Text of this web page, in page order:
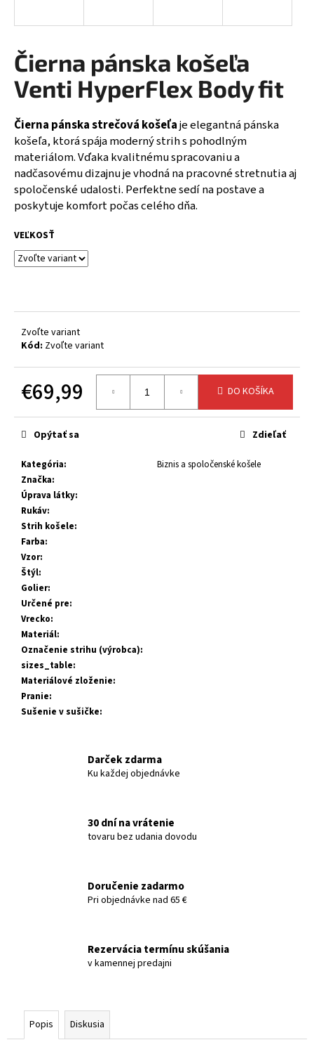
Čierna pánska košeľa
Venti HyperFlex Body fit
Čierna pánska strečová košeľaje elegantná pánska
košeľa, ktorá spája moderný strih s pohodlným
materiálom. Vďaka kvalitnému spracovaniu a
nadčasovému dizajnu je vhodná na pracovné stretnutia aj
spoločenské udalosti. Perfektne sedí na postave a
poskytuje komfort počas celého dňa.
VEĽKOSŤ
Zvoľte variant
Kód: Zvoľte variant
€69,99
cena:
DO KOŠÍKA
Kategória:
Biznis a spoločenské košele
Značka:
Úprava látky:
Rukáv:
Strih košele:
Farba:
Vzor:
Štýl:
Golier:
Určené pre:
Vrecko:
Materiál:
Označenie strihu (výrobca):
sizes_table:
Materiálové zloženie:
Pranie:
Sušenie v sušičke:
Opýtať sa Zdieľať
Darček zdarma
Ku každej objednávke
30 dní na vrátenie
tovaru bez udania dovodu
Doručenie zadarmo
Pri objednávke nad 65 €
Rezervácia termínu skúšania
v kamennej predajni
Popis Diskusia
s
ť
?
HĽADAŤ
d
p
o
č
m
e